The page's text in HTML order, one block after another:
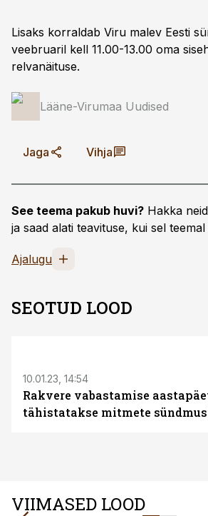
Lisaks korraldab Viru malev Eesti
veebruaril kell 11.00-13.00 oma
relvanäituse.
Lääne-Virumaa Uudised
Jaga Vihja
See teema pakub huvi? Hakka
ja saad alati teavituse, kui sel
Ajalugu
SEOTUD LOOD
10.01.23, 14:54
Rakvere vabastamise
tähistatakse mitmete
VIIMASED LOOD